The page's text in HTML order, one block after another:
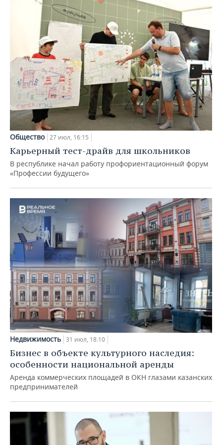
Общество 27 июл, 16:15
Карьерный тест-драйв для школьников
В республике начал работу профориентационный форум
«Профессии будущего»
Недвижимость 31 июл, 18:10
Бизнес в объекте культурного наследия:
особенности национальной аренды
Аренда коммерческих площадей в ОКН глазами казанских
предпринимателей